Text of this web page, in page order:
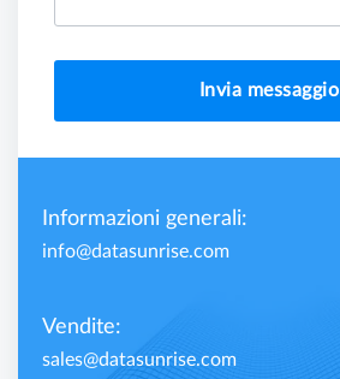
Invia messaggio
Informazioni generali:
info@datasunrise.com
Vendite:
sales@datasunrise.com